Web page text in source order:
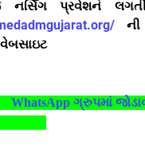
નર્સિંગ પ્રવેશને
વેબસાઇટ
WhatsApp ગ્રુપમાં